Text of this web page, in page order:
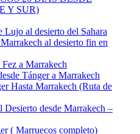
Y SUR)
Lujo al desierto del Sahara
al desierto fin en
a Marrakech
Tánger a Marrakech
Hasta Marrakech (Ruta de
desde Marrakech –
( Marruecos completo)